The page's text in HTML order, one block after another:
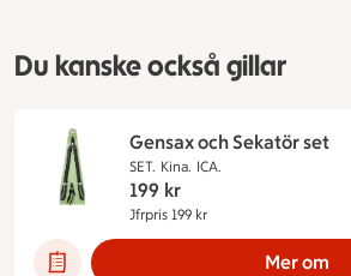
Du kanske också gillar
Gensax och Sekatör set
SET. Kina. ICA.
199 kr
Jfrpris 199 kr
Mer om